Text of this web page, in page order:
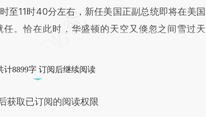
至11时40分左右，新任美国正副总统即将在美国
。恰在此时，华盛顿的天空又倏忽之间雪过天
计8899字 订阅后继续阅读
获取已订阅的阅读权限